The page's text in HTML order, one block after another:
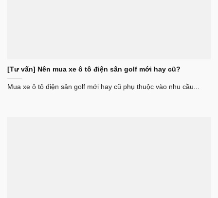
[Tư vấn] Nên mua xe ô tô điện sân golf mới hay cũ?
Mua xe ô tô điện sân golf mới hay cũ phụ thuộc vào nhu cầu...